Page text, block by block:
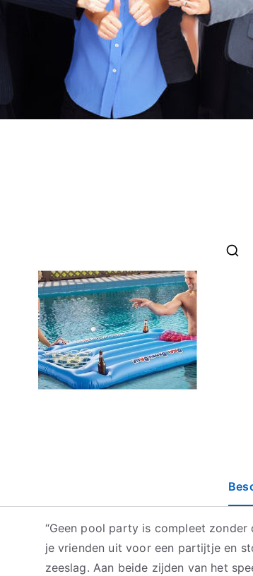
“Geen pool party is compleet
je vrienden uit voor een partijtje en
zeeslag. Aan beide zijden van het